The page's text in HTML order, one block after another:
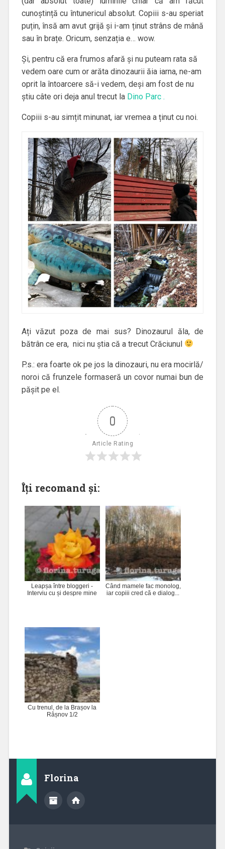
cunoștință cu întunericul absolut. Copiii s-au speriat
puțin, însă am avut grijă și i-am ținut strâns de mână
sau în brațe. Oricum, senzația e… wow.
Și, pentru că era frumos afară și nu puteam rata să
vedem oare cum or arăta dinozaurii ăia iarna, ne-am
oprit la întoarcere să-i vedem, deși am fost de nu
știu câte ori deja anul trecut la Dino Parc .
Copiii s-au simțit minunat, iar vremea a ținut cu noi.
Ați văzut poza de mai sus? Dinozaurul ăla, de
bătrân ce era, nici nu știa că a trecut Crăciunul
P.s.: era foarte ok pe jos la dinozauri, nu era mocirlă/
noroi că frunzele formaseră un covor numai bun de
pășit pe el.
0
Article Rating
Îți recomand și:
Leapșa între bloggeri -
Interviu cu și despre mine
Când mamele fac monolog,
iar copiii cred că e dialog...
Cu trenul, de la Brașov la
Râșnov 1/2
Florina